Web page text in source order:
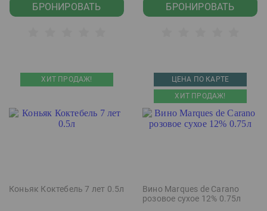
БРОНИРОВАТЬ БРОНИРОВАТЬ
ХИТ ПРОДАЖ!
Коньяк Коктебель 7 лет 0.5л
ЦЕНА ПО КАРТЕ
ХИТ ПРОДАЖ!
Вино Marques de Carano
розовое сухое 12% 0.75л